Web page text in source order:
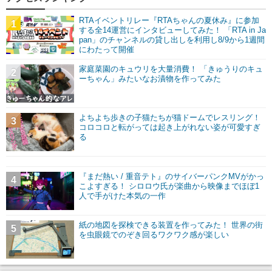
RTAイベントリレー『RTAちゃんの夏休み』に参加
する全14運営にインタビューしてみた！ 「RTA in Ja
pan」のチャンネルの貸し出しを利用し8/9から1週間
にわたって開催
1
家庭菜園のキュウリを大量消費！ 「きゅうりのキュ
ーちゃん」みたいなお漬物を作ってみた
2
よちよち歩きの子猫たちが猫ドームでレスリング！
コロコロと転がっては起き上がれない姿が可愛すぎ
る
3
『まだ熱い / 重音テト』のサイバーパンクMVがかっ
こよすぎる！ シロロウ氏が楽曲から映像までほぼ1
人で手がけた本気の一作
4
紙の地図を探検できる装置を作ってみた！ 世界の街
を虫眼鏡でのぞき回るワクワク感が楽しい
5